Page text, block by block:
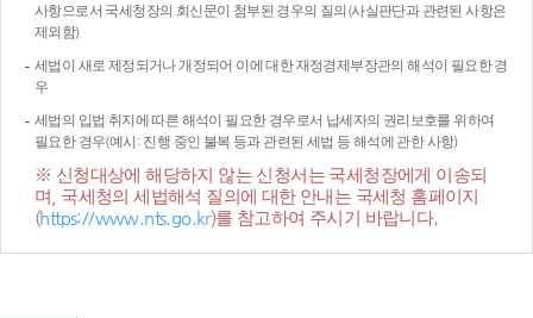
사항으로서 국세청장의 회신문이 첨부된 경우의 질의(사실판단과 관련된 사항은
제외함)
세법이 새로 제정되거나 개정되어 이에 대한 재정경제부장관의 해석이 필요한 경
우
세법의 입법 취지에 따른 해석이 필요한 경우로서 납세자의 권리보호를 위하여
필요한 경우(예시: 진행 중인 불복 등과 관련된 세법 등 해석에 관한 사항)
※ 신청대상에 해당하지 않는 신청서는 국세청장에게 이송되
며, 국세청의 세법해석 질의에 대한 안내는 국세청 홈페이지
(https://www.nts.go.kr)를 참고하여 주시기 바랍니다.